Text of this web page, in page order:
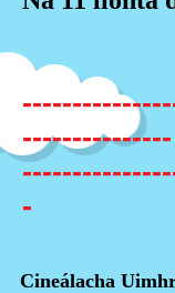
-
Cineálacha